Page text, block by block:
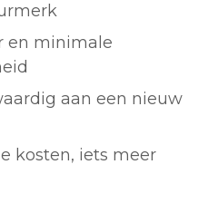
en minimale
aan een nieuw
kosten, iets meer